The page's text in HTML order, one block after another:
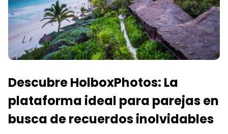
Descubre HolboxPhotos: La
plataforma ideal para parejas en
busca de recuerdos inolvidables